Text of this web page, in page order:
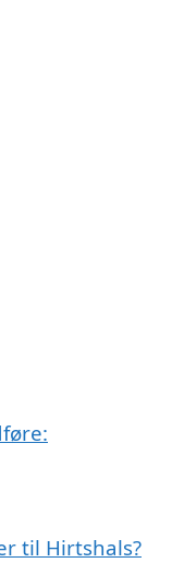
til Hirtshals?